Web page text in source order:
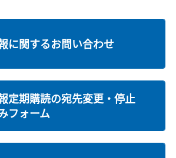
に関するお問い合わせ
定期購読の宛先変更・停止
フォーム